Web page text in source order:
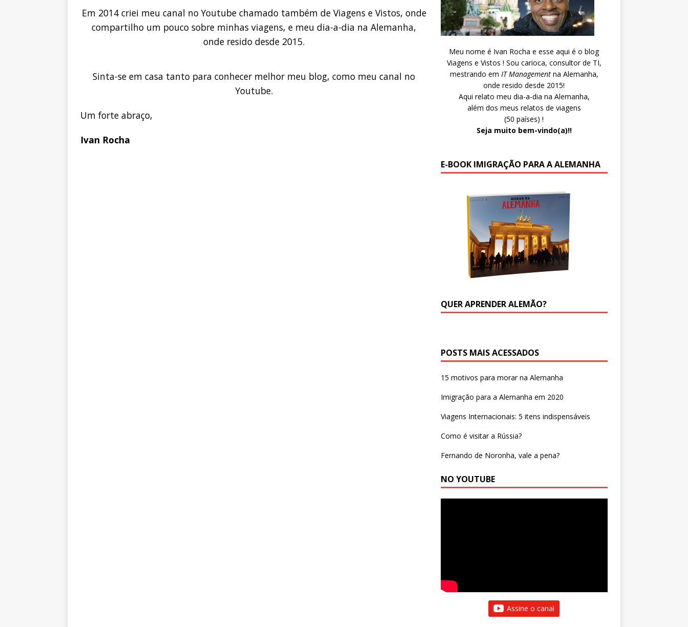
Em 2014 criei meu canal no Youtube chamado também de Viagens e Vistos, onde
compartilho um pouco sobre minhas viagens, e meu dia-a-dia na Alemanha,
onde resido desde 2015.
Sinta-se em casa tanto para conhecer melhor meu blog, como meu canal no
Youtube.
Um forte abraço,
Ivan Rocha
Meu nome é Ivan Rocha e esse aqui é o blog
Viagens e Vistos ! Sou carioca, consultor de TI,
mestrando em IT Managementna Alemanha,
onde resido desde 2015!
Aqui relato meu dia-a-dia na Alemanha,
além dos meus relatos de viagens
(50 países) !
Seja muito bem-vindo(a)!!
E-BOOK IMIGRAÇÃO PARA A ALEMANHA
QUER APRENDER ALEMÃO?
POSTS MAIS ACESSADOS
15 motivos para morar na Alemanha
Imigração para a Alemanha em 2020
Viagens Internacionais: 5 itens indispensáveis
Como é visitar a Rússia?
Fernando de Noronha, vale a pena?
NO YOUTUBE
Assine o canal